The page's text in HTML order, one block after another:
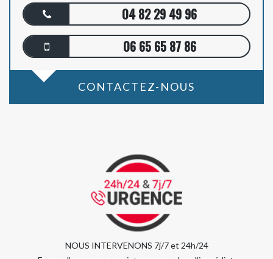
04 82 29 49 96
06 65 65 87 86
CONTACTEZ-NOUS
NOUS INTERVENONS 7j/7 et 24h/24